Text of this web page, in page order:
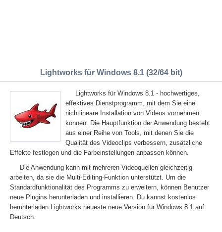
Lightworks für Windows 8.1 (32/64 bit)
Lightworks für Windows 8.1 - hochwertiges,
effektives Dienstprogramm, mit dem Sie eine
nichtlineare Installation von Videos vornehmen
können. Die Hauptfunktion der Anwendung besteht
aus einer Reihe von Tools, mit denen Sie die
Qualität des Videoclips verbessern, zusätzliche
Effekte festlegen und die Farbeinstellungen anpassen können.
Die Anwendung kann mit mehreren Videoquellen gleichzeitig
arbeiten, da sie die Multi-Editing-Funktion unterstützt. Um die
Standardfunktionalität des Programms zu erweitern, können Benutzer
neue Plugins herunterladen und installieren. Du kannst kostenlos
herunterladen Lightworks neueste neue Version für Windows 8.1 auf
Deutsch.